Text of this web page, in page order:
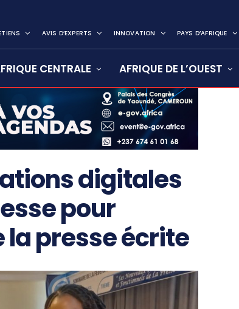
AVIS D’EXPERTS INNOVATION PAYS D’AFRIQUE
CENTRALE AFRIQUE DE L’OUEST
digitales
pour
la presse écrite